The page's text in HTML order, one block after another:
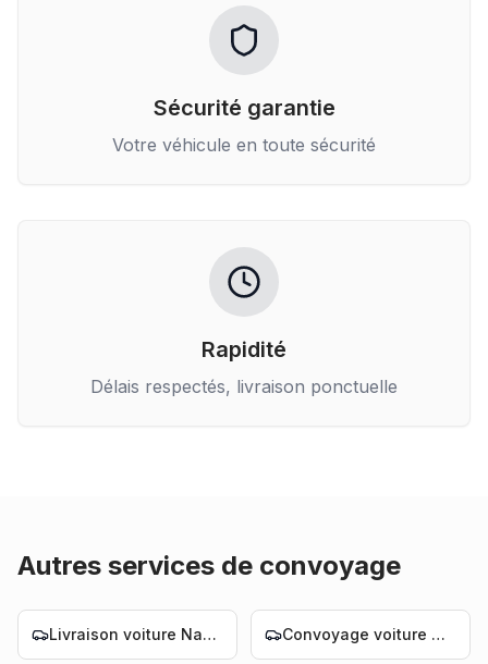
Sécurité garantie
Votre véhicule en toute sécurité
Rapidité
Délais respectés, livraison ponctuelle
Autres services de convoyage
Livraison voiture Nantes Convoyage voiture Nantes